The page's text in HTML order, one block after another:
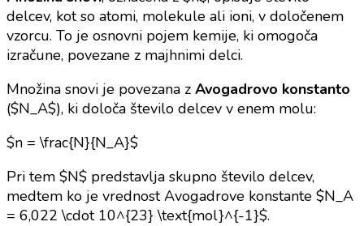
delcev, kot so atomi, molekule ali ioni, v določenem
vzorcu. To je osnovni pojem kemije, ki omogoča
izračune, povezane z majhnimi delci.
Množina snovi je povezana z Avogadrovo konstanto
($N_A$), ki določa število delcev v enem molu:
$n = \frac{N}{N_A}$
Pri tem $N$ predstavlja skupno število delcev,
medtem ko je vrednost Avogadrove konstante $N_A
= 6,022 \cdot 10^{23} \text{mol}^{-1}$.